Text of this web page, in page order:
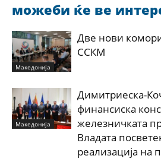
можеби ќе ве
Македонија
Две нови
ССКМ
Македонија
Димитриеска-
финансиска
железничката
Владата
реализација на